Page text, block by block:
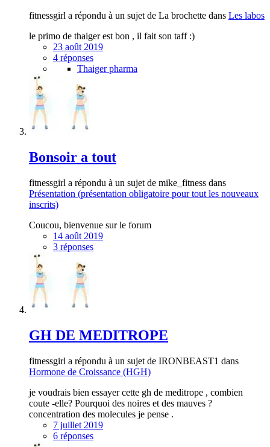
fitnessgirl a répondu à un sujet de La brochette dans Les labos
le primo de thaiger est bon , il fait son taff :)
23 août 2019
4 réponses
Thaiger pharma
Bonsoir a tout
fitnessgirl a répondu à un sujet de mike_fitness dans
Présentation (présentation obligatoire pour tout les nouveaux
inscrits)
Coucou, bienvenue sur le forum
14 août 2019
3 réponses
GH DE MEDITROPE
fitnessgirl a répondu à un sujet de IRONBEAST1 dans
Hormone de Croissance (HGH)
je voudrais bien essayer cette gh de meditrope , combien
coute -elle? Pourquoi des noires et des mauves ?
concentration des molecules je pense .
7 juillet 2019
6 réponses